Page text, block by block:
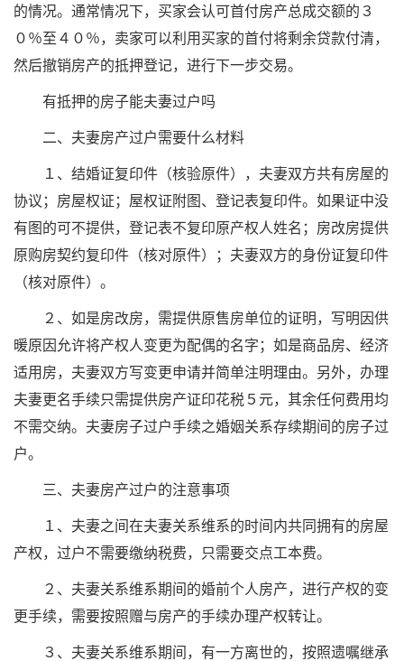
的情况。通常情况下，买家会认可首付房产总成交额的３
０％至４０％，卖家可以利用买家的首付将剩余贷款付清，
然后撤销房产的抵押登记，进行下一步交易。
有抵押的房子能夫妻过户吗
二、夫妻房产过户需要什么材料
１、结婚证复印件（核验原件），夫妻双方共有房屋的
协议；房屋权证；屋权证附图、登记表复印件。如果证中没
有图的可不提供，登记表不复印原产权人姓名；房改房提供
原购房契约复印件（核对原件）；夫妻双方的身份证复印件
（核对原件）。
２、如是房改房，需提供原售房单位的证明，写明因供
暖原因允许将产权人变更为配偶的名字；如是商品房、经济
适用房，夫妻双方写变更申请并简单注明理由。另外，办理
夫妻更名手续只需提供房产证印花税５元，其余任何费用均
不需交纳。夫妻房子过户手续之婚姻关系存续期间的房子过
户。
三、夫妻房产过户的注意事项
１、夫妻之间在夫妻关系维系的时间内共同拥有的房屋
产权，过户不需要缴纳税费，只需要交点工本费。
２、夫妻关系维系期间的婚前个人房产，进行产权的变
更手续，需要按照赠与房产的手续办理产权转让。
３、夫妻关系维系期间，有一方离世的，按照遗嘱继承